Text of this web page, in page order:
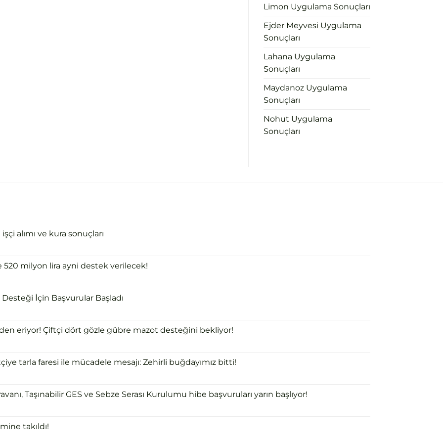
Limon Uygulama Sonuçları
Ejder Meyvesi Uygulama
Sonuçları
Lahana Uygulama
Sonuçları
Maydanoz Uygulama
Sonuçları
Nohut Uygulama
Sonuçları
alımı ve kura sonuçları
520 milyon lira ayni destek verilecek!
İçin Başvurular Başladı
eriyor! Çiftçi dört gözle gübre mazot desteğini bekliyor!
tarla faresi ile mücadele mesajı: Zehirli buğdayımız bitti!
Taşınabilir GES ve Sebze Serası Kurulumu hibe başvuruları yarın başlıyor!
takıldı!